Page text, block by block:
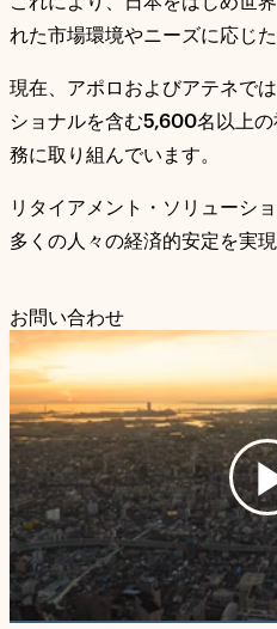
れた市場環境やニーズに応じ
現在、アポロおよびアテネでは
ショナルを含む5,600名以上
務に取り組んでいます。
リタイアメント・ソリューシ
多くの人々の経済的安定を実
お問い合わせ